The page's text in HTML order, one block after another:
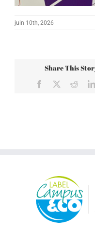
juin 10th, 2026
Share This
Facebook Reddit